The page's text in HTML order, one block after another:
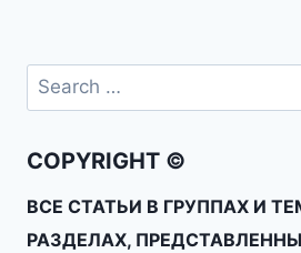
COPYRIGHT ©
ВСЕ СТАТЬИ В ГРУППАХ И
РАЗДЕЛАХ,